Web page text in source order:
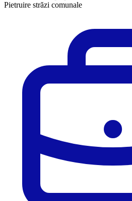
Pietruire străzi comunale